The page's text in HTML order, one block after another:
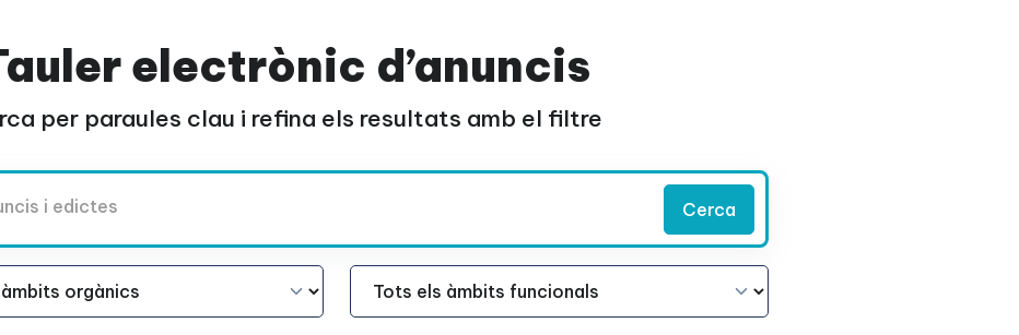
electrònic d’anuncis
per paraules clau i refina els resultats amb el filtre
Cerca
Àmbit Funcional